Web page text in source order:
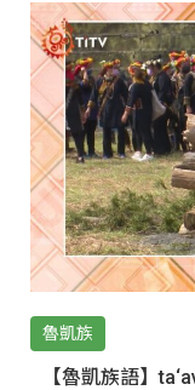
魯凱族
【魯凱族語】